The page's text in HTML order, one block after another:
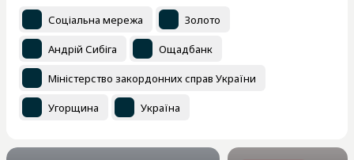
Соціальна мережа Золото
Андрій Сибіга Ощадбанк
Міністерство закордонних справ України
Угорщина Україна